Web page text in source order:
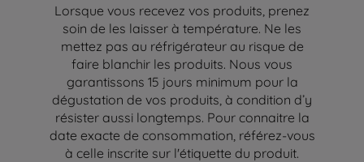
Lorsque vous recevez vos produits, prenez
soin de les laisser à température. Ne les
mettez pas au réfrigérateur au risque de
faire blanchir les produits. Nous vous
garantissons 15 jours minimum pour la
dégustation de vos produits, à condition d’y
résister aussi longtemps. Pour connaitre la
date exacte de consommation, référez-vous
à celle inscrite sur l'étiquette du produit.